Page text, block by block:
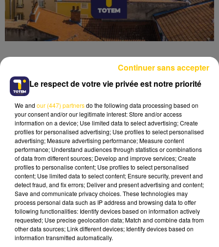
10 décembre 2025 - 4 min 6 sec
L'INFO DU PUY-DE-DÔME DU 10/12/25 À
07H29
Ecoutez sur Totem l'information dans le Cantal,
le pays de Brioude et Issoire avec les reportages
de nos journalistes sur le terrain.
Le respect de votre vie privée est notre priorité
We and our (447) partnersdo the following data processing based on
your consent and/or our legitimate interest: Store and/or access
information on a device; Use limited data to select advertising; Create
profiles for personalised advertising; Use profiles to select personalised
advertising; Measure advertising performance; Measure content
performance; Understand audiences through statistics or combinations
of data from different sources; Develop and improve services; Create
profiles to personalise content; Use profiles to select personalised
content; Use limited data to select content; Ensure security, prevent and
detect fraud, and fix errors; Deliver and present advertising and content;
Save and communicate privacy choices. These technologies may
process personal data such as IP address and browsing data to offer
following functionalities: Identify devices based on information actively
requested; Use precise geolocation data; Match and combine data from
other data sources; Link different devices; Identify devices based on
information transmitted automatically.
Continuer sans accepter